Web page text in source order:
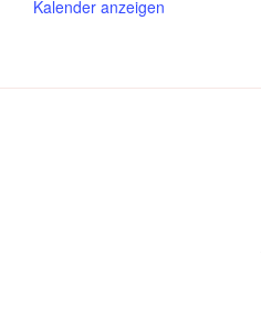
Kalender anzeigen